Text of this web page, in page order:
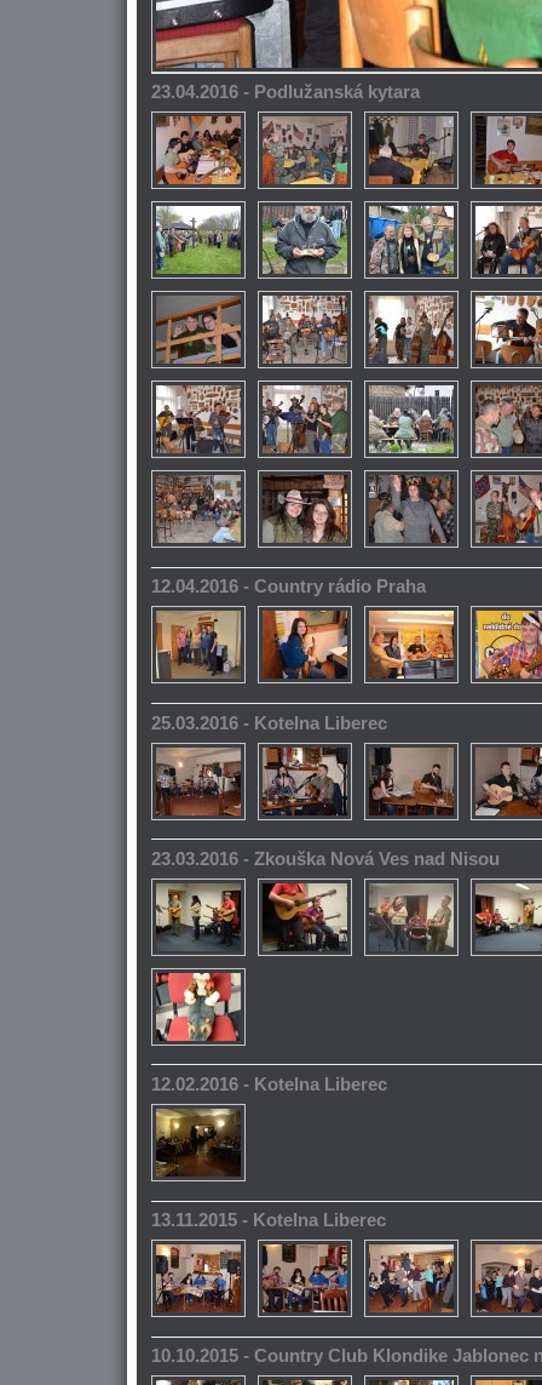
23.04.2016 - Podlužanská kytara
12.04.2016 - Country rádio Praha
25.03.2016 - Kotelna Liberec
23.03.2016 - Zkouška Nová Ves nad Nisou
12.02.2016 - Kotelna Liberec
13.11.2015 - Kotelna Liberec
10.10.2015 - Country Club Klondike Jablonec